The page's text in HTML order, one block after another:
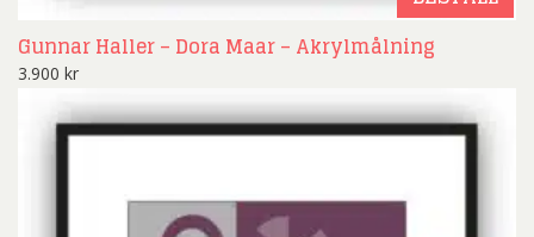
Gunnar Haller – Dora Maar – Akrylmålning
3.900 kr